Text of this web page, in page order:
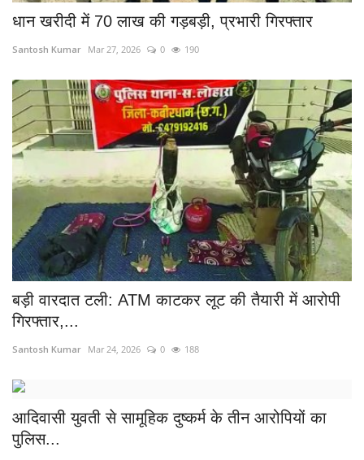
धान खरीदी में 70 लाख की गड़बड़ी, प्रभारी गिरफ्तार
Santosh Kumar Mar 27, 2026 0 190
बड़ी वारदात टली: ATM काटकर लूट की तैयारी में आरोपी
गिरफ्तार,...
Santosh Kumar Mar 24, 2026 0 188
आदिवासी युवती से सामूहिक दुष्कर्म के तीन आरोपियों का
पुलिस...